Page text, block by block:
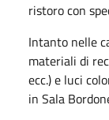
ristoro con
Intanto nelle
materiali di
ecc.) e luci
in Sala